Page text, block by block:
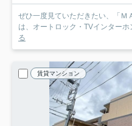
ぜひ一度見ていただきたい、「Ｍ
は、オートロック・TVインター
る
賃貸マンション